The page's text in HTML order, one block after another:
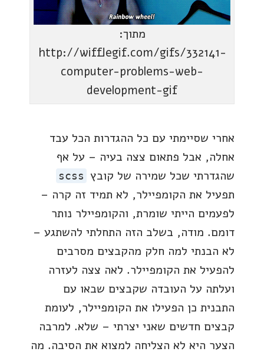
מתוך:
http://wifflegif.com/gifs/332141-
computer-problems-web-
development-gif
אחרי שסיימתי עם כל ההגדרות הכל עבד
אחלה, אבל פתאום צצה בעיה – על אף
שהגדרתי שכל שמירה של קובץ
scss
תפעיל את הקומפיילר, לא תמיד זה קרה –
לפעמים הייתי שומרת, והקומפיילר נותר
דומם. מודה, בשלב הזה התחלתי להשתגע –
לא הבנתי למה חלק מהקבצים מסרבים
להפעיל את הקומפיילר. לאה צצה לעזרה
ועלתה על העובדה שקבצים שבאו עם
התבנית כן הפעילו את הקומפיילר, לעומת
קבצים חדשים שאני יצרתי – שלא. למרבה
הצער היא לא הצליחה למצוא את הסיבה. מה